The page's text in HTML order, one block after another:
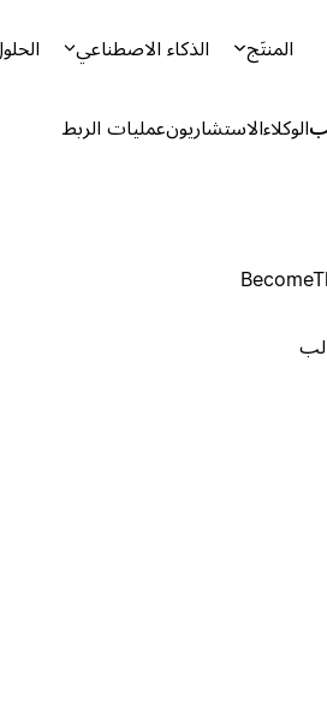
المنتَج الذكاء الاصطناعي
الوكلاءالاستشاريونعمليات الربط